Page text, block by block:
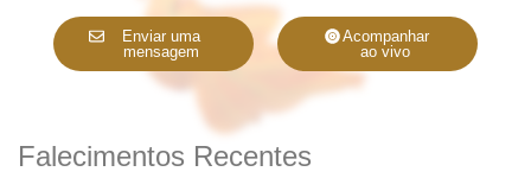
Enviar uma
mensagem
Acompanhar
ao vivo
Falecimentos Recentes